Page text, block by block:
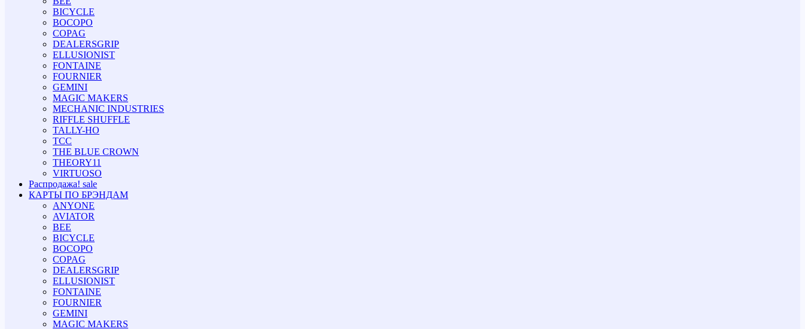
BICYCLE
BOCOPO
COPAG
DEALERSGRIP
ELLUSIONIST
FONTAINE
FOURNIER
GEMINI
MAGIC MAKERS
MECHANIC INDUSTRIES
RIFFLE SHUFFLE
TALLY-HO
TCC
THE BLUE CROWN
THEORY11
VIRTUOSO
Распродажа! sale
КАРТЫ ПО БРЭНДАМ
ANYONE
AVIATOR
BEE
BICYCLE
BOCOPO
COPAG
DEALERSGRIP
ELLUSIONIST
FONTAINE
FOURNIER
GEMINI
MAGIC MAKERS